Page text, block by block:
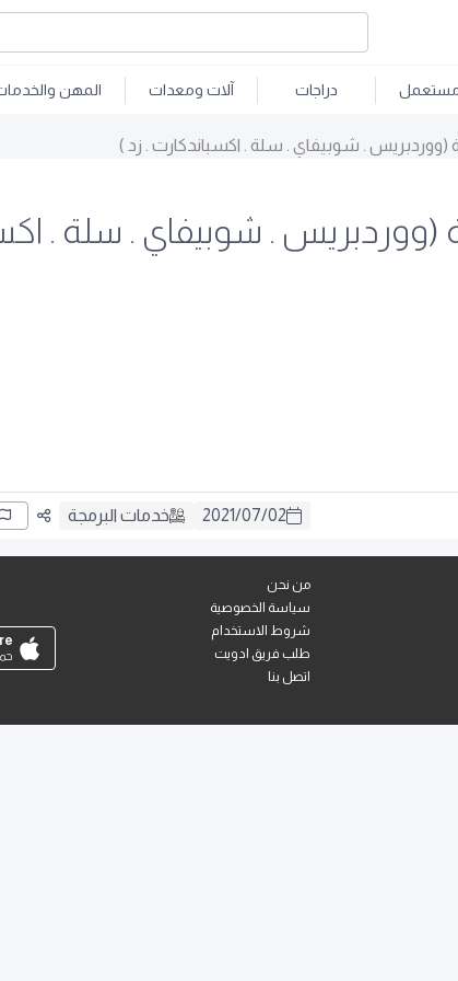
مستعمل دراجات آلات ومعدات المهن
(ووردبريس . شوبيفاي . سلة . اكسباندكارت . زد )
(ووردبريس . شوبيفاي . سلة .
2021/07/02 خدمات البرمجة
من نحن
سياسة الخصوصية
شروط الاستخدام
طلب فريق ادويت
اتصل بنا